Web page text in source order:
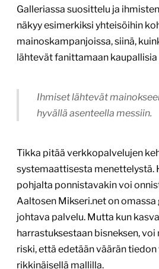
Galleriassa suosittelu ja
näkyy esimerkiksi yhteisöihin
mainoskampanjoissa, siinä,
lähtevät fanittamaan
Ihmiset lähtevät
hyvällä asenteella messiin.
Tikka pitää verkkopalvelujen
systemaattisesta menettelystä.
pohjalta ponnistavakin voi
Aaltosen Mikseri.net on omassa
johtava palvelu. Mutta kun
harrastuksestaan bisneksen,
riski, että edetään väärän tiedon
rikkinäisellä mallilla.